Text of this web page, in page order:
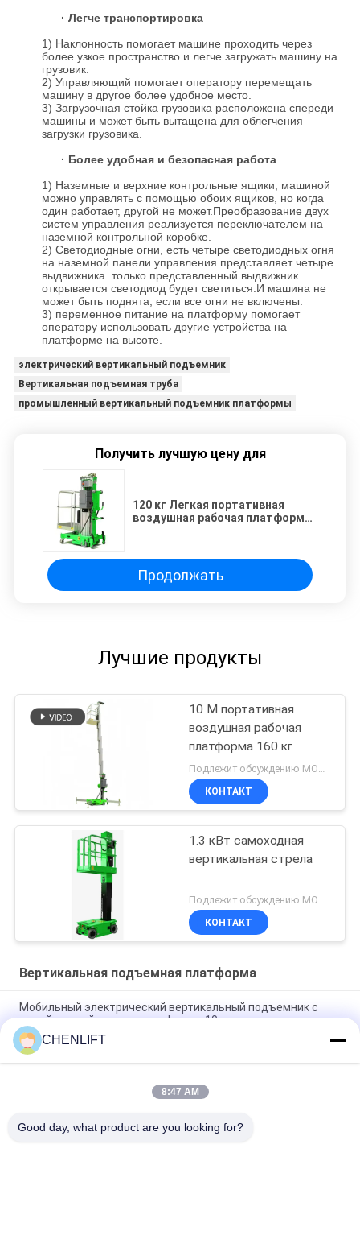
· Легче транспортировка
1) Наклонность помогает машине проходить через
более узкое пространство и легче загружать машину на
грузовик.
2) Управляющий помогает оператору перемещать
машину в другое более удобное место.
3) Загрузочная стойка грузовика расположена спереди
машины и может быть вытащена для облегчения
загрузки грузовика.
· Более удобная и безопасная работа
1) Наземные и верхние контрольные ящики, машиной
можно управлять с помощью обоих ящиков, но когда
один работает, другой не может.Преобразование двух
систем управления реализуется переключателем на
наземной контрольной коробке.
2) Светодиодные огни, есть четыре светодиодных огня
на наземной панели управления представляет четыре
выдвижника. только представленный выдвижник
открывается светодиод будет светиться.И машина не
может быть поднята, если все огни не включены.
3) переменное питание на платформу помогает
оператору использовать другие устройства на
платформе на высоте.
электрический вертикальный подъемник
Вертикальная подъемная труба
промышленный вертикальный подъемник платформы
Получить лучшую цену для
120 кг Легкая портативная
воздушная рабочая платформа
Продолжать
Лучшие продукты
10 М портативная
воздушная рабочая
платформа 160 кг
КОНТАКТ
1.3 кВт самоходная
вертикальная стрела
КОНТАКТ
Вертикальная подъемная платформа
Мобильный электрический вертикальный подъемник с
одной мачтой высота платформы 10 м грузоподъемность
130 кг
Двойная мачта ручной толкающей вертикальной
CHENLIFT
8:47 AM
Good day, what product are you looking for?